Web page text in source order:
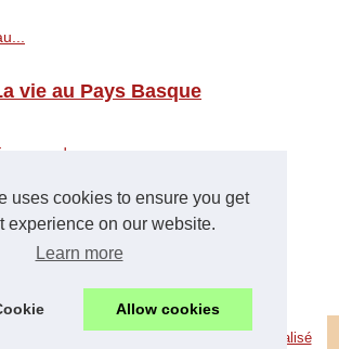
uses cookies to ensure you get
experience on our website.
Learn more
Allow cookies
vie au Pays Basque
du...
gîte en...
Site réalisé